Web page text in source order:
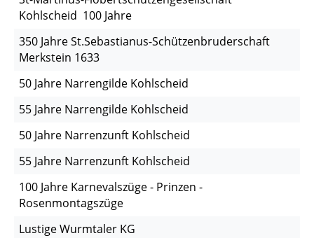
Kohlscheid 100 Jahre
350 Jahre St.Sebastianus-Schützenbruderschaft
Merkstein 1633
50 Jahre Narrengilde Kohlscheid
55 Jahre Narrengilde Kohlscheid
50 Jahre Narrenzunft Kohlscheid
55 Jahre Narrenzunft Kohlscheid
100 Jahre Karnevalszüge - Prinzen -
Rosenmontagszüge
Lustige Wurmtaler KG